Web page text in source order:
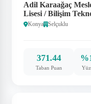
Adil Karaağaç
Lisesi / Bilişim
Konya Selçuklu
371.44
Taban Puan